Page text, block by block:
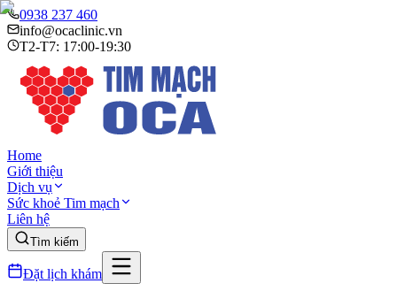
0938 237 460
info@ocaclinic.vn
T2-T7: 17:00-19:30
Home
Giới thiệu
Dịch vụ
Sức khoẻ Tim mạch
Liên hệ
Tìm kiếm
Đặt lịch khám